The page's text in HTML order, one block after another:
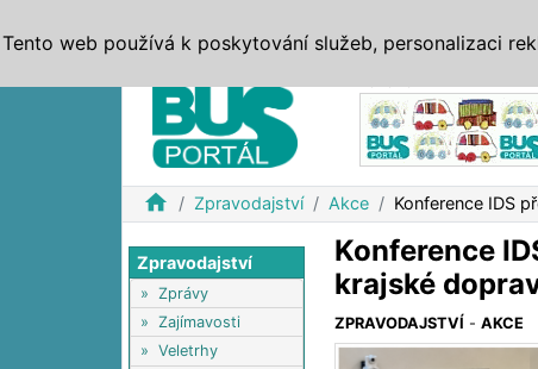
home Zpravodajství Akce Konference IDS
Zpravodajství
» Zprávy
» Zajímavosti
» Veletrhy
Konference
krajské
ZPRAVODAJSTVÍ -AKCE
Tento web používá k poskytování služeb, personalizaci